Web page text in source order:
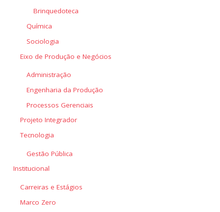
Brinquedoteca
Química
Sociologia
Eixo de Produção e Negócios
Administração
Engenharia da Produção
Processos Gerenciais
Projeto Integrador
Tecnologia
Gestão Pública
Institucional
Carreiras e Estágios
Marco Zero